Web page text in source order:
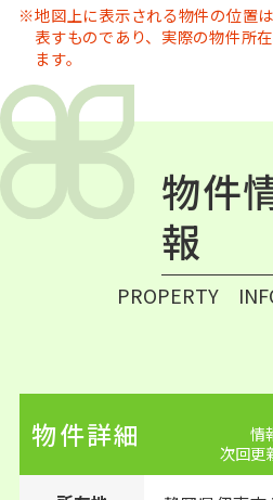
地図上に表示される物件の位置
表すものであり、実際の物件所
ます。
物件
報
PROPERTY
物件詳細
情
次回更